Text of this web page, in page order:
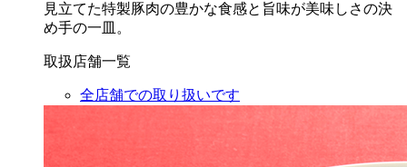
見立てた特製豚肉の豊かな食感と旨味が美味しさの決
め手の一皿。
取扱店舗一覧
全店舗での取り扱いです